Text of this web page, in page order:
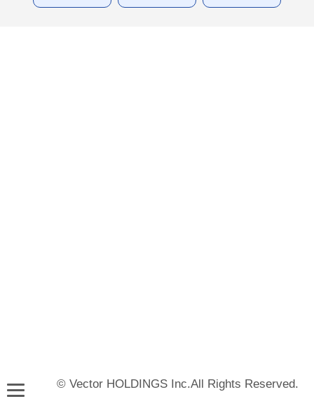
© Vector HOLDINGS Inc.All Rights Reserved.